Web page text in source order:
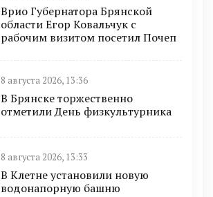
Врио Губернатора Брянской
области Егор Ковальчук с
рабочим визитом посетил Почеп
8 августа 2026, 13:36
В Брянске торжественно
отметили День физкультурника
8 августа 2026, 13:33
В Клетне установили новую
водонапорную башню